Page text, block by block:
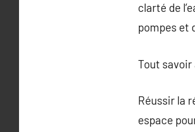
clarté de
pompes et
Tout savoir
Réussir la
espace